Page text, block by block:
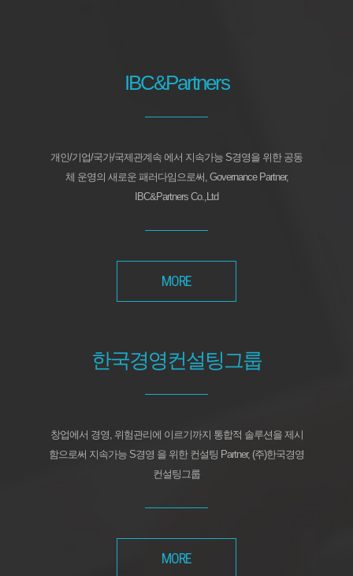
IBC&Partners
개인/기업/국가/국제관계속 에서 지속가능 S경영을 위한 공동
체 운영의 새로운 패러다임으로써, Governance Partner,
IBC&Partners Co.,Ltd
MORE
한국경영컨설팅그룹
창업에서 경영, 위험관리에 이르기까지 통합적 솔루션을 제시
함으로써 지속가능 S경영 을 위한 컨설팅 Partner, (주)한국경영
컨설팅그룹
MORE